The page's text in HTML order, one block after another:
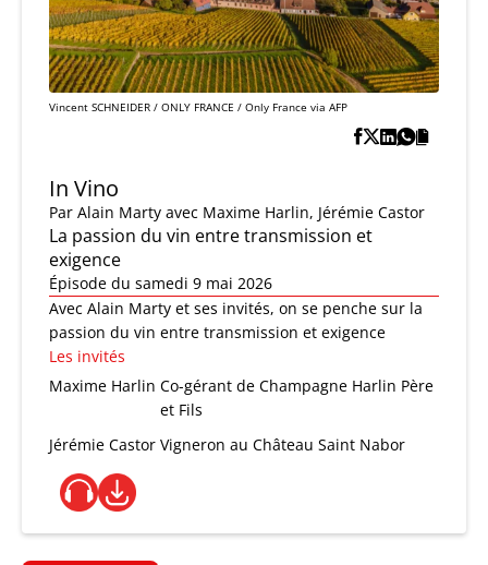
Vincent SCHNEIDER / ONLY FRANCE / Only France via AFP
In Vino
Par Alain Marty avec Maxime Harlin, Jérémie Castor
La passion du vin entre transmission et
exigence
Épisode du samedi 9 mai 2026
Avec Alain Marty et ses invités, on se penche sur la
passion du vin entre transmission et exigence
Les invités
Maxime Harlin Co-gérant de Champagne Harlin Père
et Fils
Jérémie Castor Vigneron au Château Saint Nabor